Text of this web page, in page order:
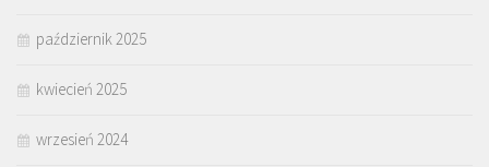
październik 2025
kwiecień 2025
wrzesień 2024